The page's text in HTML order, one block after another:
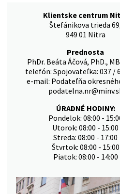
Klientske centrum
Štefánikova trieda
949 01 Nitra
Prednosta
PhDr. Beáta Áčová, PhD.,
telefón: Spojovateľka: 037 /
e-mail: Podateľňa
ÚRADNÉ HODINY:
Pondelok: 08:00 -
Utorok: 08:00 - 15:00
Streda: 08:00 - 17:00
Štvrtok: 08:00 - 15:00
Piatok: 08:00 - 14:00